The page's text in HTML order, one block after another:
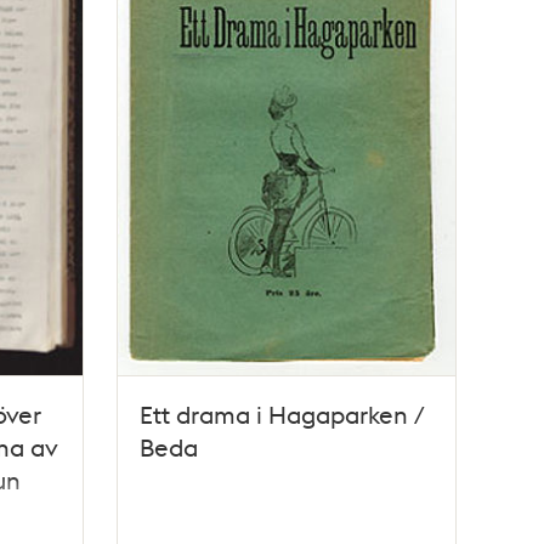
av
Ett drama i Hagaparken /
Beda